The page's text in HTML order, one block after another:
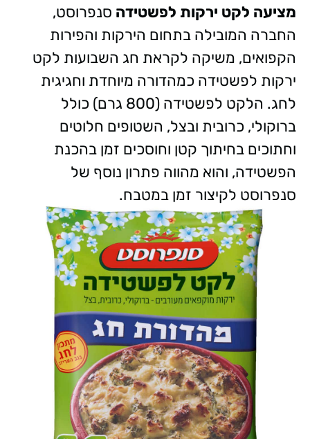
מציעה לקט ירקות לפשטידה סנפרוסט,
החברה המובילה בתחום הירקות והפירות
הקפואים, משיקה לקראת חג השבועות לקט
ירקות לפשטידה כמהדורה מיוחדת וחגיגית
לחג. הלקט לפשטידה (800 גרם) כולל
ברוקולי, כרובית ובצל, השטופים חלוטים
וחתוכים בחיתוך קטן וחוסכים זמן בהכנת
הפשטידה, והוא מהווה פתרון נוסף של
סנפרוסט לקיצור זמן במטבח.